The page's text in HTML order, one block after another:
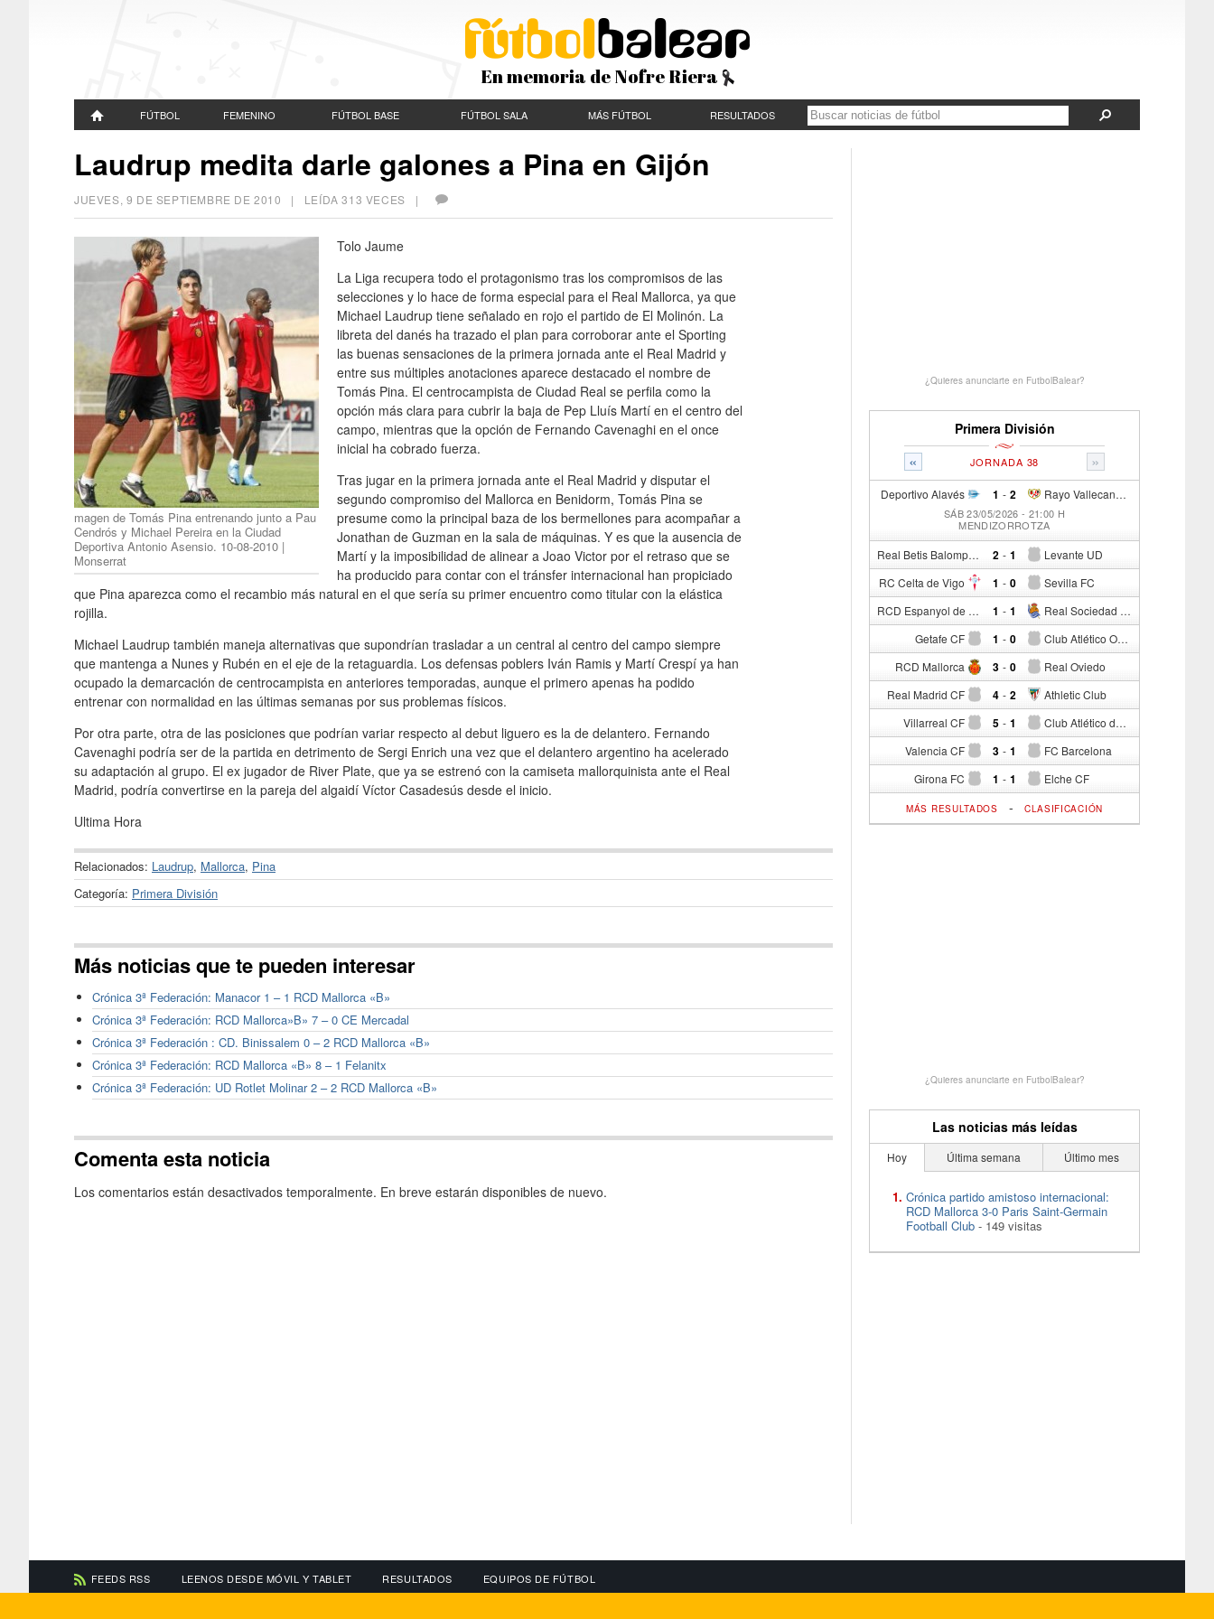
En memoria de Nofre Riera
FÚTBOL FEMENINO FÚTBOL BASE FÚTBOL SALA MÁS FÚTBOL RESULTADOS
Laudrup medita darle galones a Pina en Gijón
JUEVES, 9 DE SEPTIEMBRE DE 2010 | LEÍDA 313 VECES |
magen de Tomás Pina entrenando junto a Pau
Cendrós y Michael Pereira en la Ciudad
Deportiva Antonio Asensio. 10-08-2010 |
Monserrat
Tolo Jaume
La Liga recupera todo el protagonismo tras los compromisos de las
selecciones y lo hace de forma especial para el Real Mallorca, ya que
Michael Laudrup tiene señalado en rojo el partido de El Molinón. La
libreta del danés ha trazado el plan para corroborar ante el Sporting
las buenas sensaciones de la primera jornada ante el Real Madrid y
entre sus múltiples anotaciones aparece destacado el nombre de
Tomás Pina. El centrocampista de Ciudad Real se perfila como la
opción más clara para cubrir la baja de Pep Lluís Martí en el centro del
campo, mientras que la opción de Fernando Cavenaghi en el once
inicial ha cobrado fuerza.
Tras jugar en la primera jornada ante el Real Madrid y disputar el
segundo compromiso del Mallorca en Benidorm, Tomás Pina se
presume como la principal baza de los bermellones para acompañar a
Jonathan de Guzman en la sala de máquinas. Y es que la ausencia de
Martí y la imposibilidad de alinear a Joao Victor por el retraso que se
ha producido para contar con el tránsfer internacional han propiciado
que Pina aparezca como el recambio más natural en el que sería su primer encuentro como titular con la elástica
rojilla.
Michael Laudrup también maneja alternativas que supondrían trasladar a un central al centro del campo siempre
que mantenga a Nunes y Rubén en el eje de la retaguardia. Los defensas poblers Iván Ramis y Martí Crespí ya han
ocupado la demarcación de centrocampista en anteriores temporadas, aunque el primero apenas ha podido
entrenar con normalidad en las últimas semanas por sus problemas físicos.
Por otra parte, otra de las posiciones que podrían variar respecto al debut liguero es la de delantero. Fernando
Cavenaghi podría ser de la partida en detrimento de Sergi Enrich una vez que el delantero argentino ha acelerado
su adaptación al grupo. El ex jugador de River Plate, que ya se estrenó con la camiseta mallorquinista ante el Real
Madrid, podría convertirse en la pareja del algaidí Víctor Casadesús desde el inicio.
Ultima Hora
Relacionados: Laudrup, Mallorca, Pina
Categoría: Primera División
Más noticias que te pueden interesar
Crónica 3ª Federación: Manacor 1 – 1 RCD Mallorca «B»
Crónica 3ª Federación: RCD Mallorca»B» 7 – 0 CE Mercadal
Crónica 3ª Federación : CD. Binissalem 0 – 2 RCD Mallorca «B»
Crónica 3ª Federación: RCD Mallorca «B» 8 – 1 Felanitx
Crónica 3ª Federación: UD Rotlet Molinar 2 – 2 RCD Mallorca «B»
Comenta esta noticia
Los comentarios están desactivados temporalmente. En breve estarán disponibles de nuevo.
¿Quieres anunciarte en FutbolBalear?
Primera División
« »
JORNADA 38
Deportivo Alavés 1 - Rayo Vallecano de Madrid
2
SÁB 23/05/2026 - 21:00 H
MENDIZORROTZA
Real Betis Balompié 2 - Levante UD
1
RC Celta de Vigo 1 - Sevilla FC
0
RCD Espanyol de Barcelona 1 - Real Sociedad de Fútbol
1
Getafe CF 1 - Club Atlético Osasuna
0
RCD Mallorca 3 - Real Oviedo
0
Real Madrid CF 4 - Athletic Club
2
Villarreal CF 5 - Club Atlético de Madrid
1
Valencia CF 3 - FC Barcelona
1
Girona FC 1 - Elche CF
1
MÁS RESULTADOS - CLASIFICACIÓN
¿Quieres anunciarte en FutbolBalear?
Las noticias más leídas
Hoy Última semana Último mes
Crónica partido amistoso internacional:
RCD Mallorca 3-0 Paris Saint-Germain
Football Club - 149 visitas
FEEDS RSS LEENOS DESDE MÓVIL Y TABLET RESULTADOS EQUIPOS DE FÚTBOL